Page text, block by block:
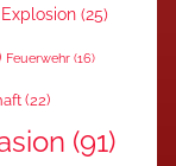
Explosion (25)
Feuerwehr (16)
(22)
(91)